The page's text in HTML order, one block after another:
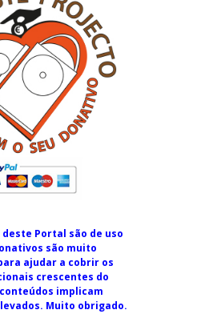
Portal são de uso
são muito
ajudar a cobrir os
crescentes do
implicam
Muito obrigado.